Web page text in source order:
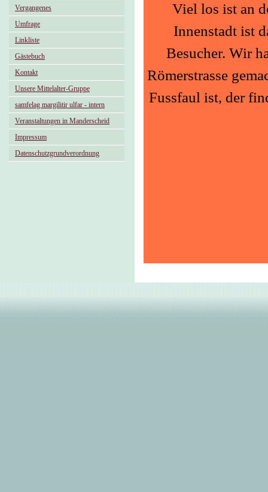
Vergangenes
Umfrage
Linkliste
Gästebuch
Kontakt
Unsere Mittelalter-Gruppe
samfelag margilitir ulfar - intern
Veranstaltungen in Manderscheid
Impressum
Datenschutzgrundverordnung
Viel los ist an
Innenstadt ist
Besucher. Wir
Römerstrasse
Fussfaul ist, der